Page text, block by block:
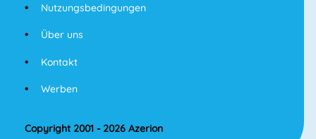
Nutzungsbedingungen
Über uns
Kontakt
Werben
Copyright 2001 - 2026 Azerion